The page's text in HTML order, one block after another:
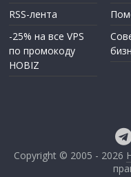
RSS-лента
-25% на все VPS
по промокоду
HOBIZ
Copyright © 2005 - 2026